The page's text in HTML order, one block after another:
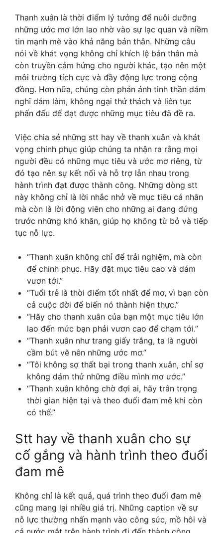
Thanh xuân là thời điểm lý tưởng để nuôi dưỡng
những ước mơ lớn lao nhờ vào sự lạc quan và niềm
tin mạnh mẽ vào khả năng bản thân. Những câu
nói về khát vọng không chỉ khích lệ bản thân mà
còn truyền cảm hứng cho người khác, tạo nên một
môi trường tích cực và đầy động lực trong cộng
đồng. Hơn nữa, chúng còn phản ánh tinh thần dám
nghĩ dám làm, không ngại thử thách và liên tục
phấn đấu để đạt được những mục tiêu đã đề ra.
Việc chia sẻ những stt hay về thanh xuân và khát
vọng chinh phục giúp chúng ta nhận ra rằng mọi
người đều có những mục tiêu và ước mơ riêng, từ
đó tạo nên sự kết nối và hỗ trợ lẫn nhau trong
hành trình đạt được thành công. Những dòng stt
này không chỉ là lời nhắc nhở về mục tiêu cá nhân
mà còn là lời động viên cho những ai đang đứng
trước những khó khăn, giúp họ không từ bỏ và tiếp
tục nỗ lực.
“Thanh xuân không chỉ để trải nghiệm, mà còn
để chinh phục. Hãy đặt mục tiêu cao và dám
vươn tới.”
“Tuổi trẻ là thời điểm tốt nhất để mơ, vì bạn còn
cả cuộc đời để biến nó thành hiện thực.”
“Hãy cho thanh xuân của bạn một mục tiêu lớn
lao đến mức bạn phải vươn cao để chạm tới.”
“Thanh xuân như trang giấy trắng, ta là người
cầm bút vẽ nên những ước mơ.”
“Tôi không sợ thất bại trong thanh xuân, chỉ sợ
không dám thử những điều mình mơ ước.”
“Thanh xuân không chờ đợi ai, hãy trân trọng
thời gian hiện tại và theo đuổi đam mê khi còn
có thể.”
Stt hay về thanh xuân cho sự
cố gắng và hành trình theo đuổi
đam mê
Không chỉ là kết quả, quá trình theo đuổi đam mê
cũng mang lại nhiều giá trị. Những caption về sự
nỗ lực thường nhấn mạnh vào công sức, mồ hôi và